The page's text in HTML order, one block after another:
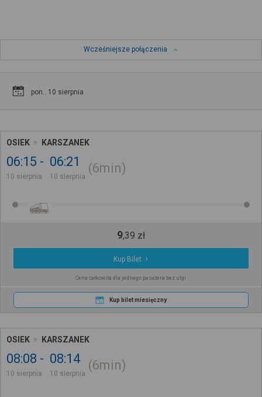
Wcześniejsze połączenia
pon.. 10 sierpnia
OSIEK KARSZANEK
06:15
10 sierpnia
06:21
10 sierpnia
6min
9,39 zł
Kup Bilet
Cena całkowita dla jednego pasażera bez ulgi
Kup bilet miesięczny
OSIEK KARSZANEK
08:08
10 sierpnia
08:14
10 sierpnia
6min